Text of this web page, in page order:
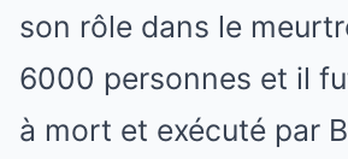
son rôle dans le
6000 personnes et il
à mort et exécuté par